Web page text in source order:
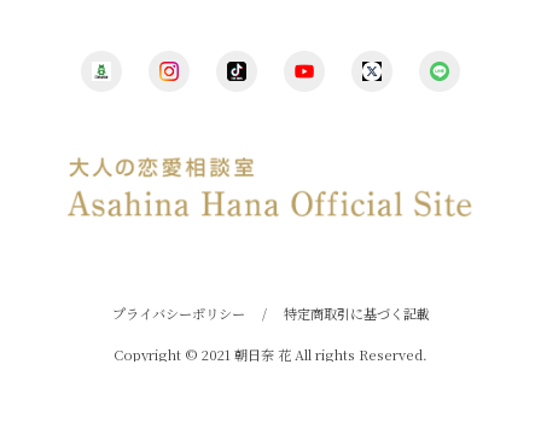
プライバシーポリシー / 特定商取引に基づく記載
Copyright © 2021 朝日奈 花 All rights Reserved.